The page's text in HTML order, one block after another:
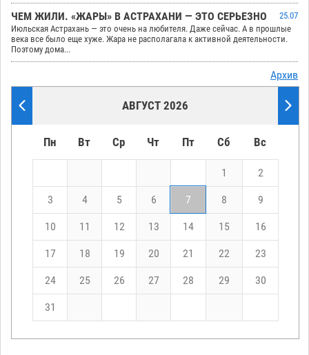
ЧЕМ ЖИЛИ. «ЖАРЫ» В АСТРАХАНИ — ЭТО СЕРЬЕЗНО
25.07
Июльская Астрахань — это очень на любителя. Даже сейчас. А в прошлые
века все было еще хуже. Жара не располагала к активной деятельности.
Поэтому дома...
Архив
АВГУСТ 2026
Пн Вт Ср Чт Пт Сб Вс
1 2
3 4 5 6 7 8 9
10 11 12 13 14 15 16
17 18 19 20 21 22 23
24 25 26 27 28 29 30
31